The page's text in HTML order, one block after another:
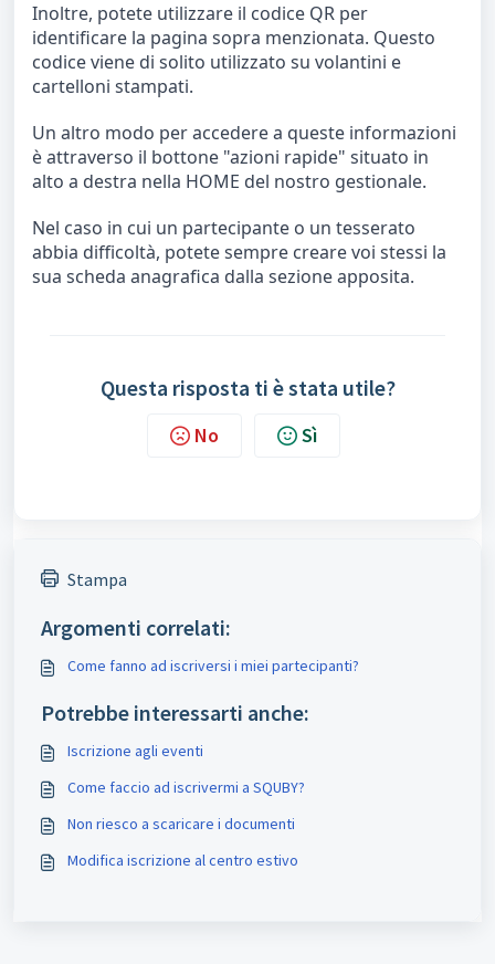
Inoltre, potete utilizzare il codice QR per
identificare la pagina sopra menzionata. Questo
codice viene di solito utilizzato su volantini e
cartelloni stampati.
Un altro modo per accedere a queste informazioni
è attraverso il bottone "azioni rapide" situato in
alto a destra nella HOME del nostro gestionale.
Nel caso in cui un partecipante o un tesserato
abbia difficoltà, potete sempre creare voi stessi la
sua scheda anagrafica dalla sezione apposita.
Questa risposta ti è stata utile?
No Sì
Stampa
Argomenti correlati:
Come fanno ad iscriversi i miei partecipanti?
Potrebbe interessarti anche:
Iscrizione agli eventi
Come faccio ad iscrivermi a SQUBY?
Non riesco a scaricare i documenti
Modifica iscrizione al centro estivo